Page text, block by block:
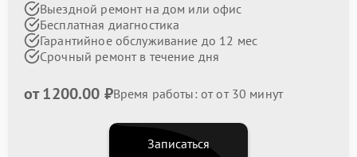
Выездной ремонт на дом или офис
Бесплатная диагностика
Гарантийное обслуживание до 12 мес
Срочный ремонт в течение дня
от 1200.00 ₽Время работы: от от 30 минут
Записаться